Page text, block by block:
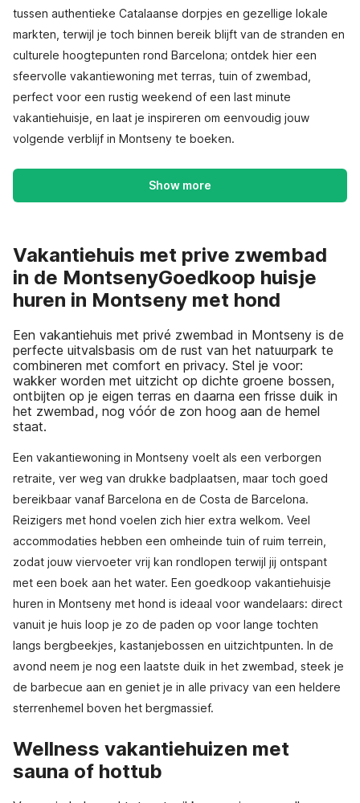
tussen authentieke Catalaanse dorpjes en gezellige lokale
markten, terwijl je toch binnen bereik blijft van de stranden en
culturele hoogtepunten rond Barcelona; ontdek hier een
sfeervolle vakantiewoning met terras, tuin of zwembad,
perfect voor een rustig weekend of een last minute
vakantiehuisje, en laat je inspireren om eenvoudig jouw
volgende verblijf in Montseny te boeken.
Show more
Vakantiehuis met prive zwembad
in de MontsenyGoedkoop huisje
huren in Montseny met hond
Een vakantiehuis met privé zwembad in Montseny is de
perfecte uitvalsbasis om de rust van het natuurpark te
combineren met comfort en privacy. Stel je voor:
wakker worden met uitzicht op dichte groene bossen,
ontbijten op je eigen terras en daarna een frisse duik in
het zwembad, nog vóór de zon hoog aan de hemel
staat.
Een vakantiewoning in Montseny voelt als een verborgen
retraite, ver weg van drukke badplaatsen, maar toch goed
bereikbaar vanaf Barcelona en de Costa de Barcelona.
Reizigers met hond voelen zich hier extra welkom. Veel
accommodaties hebben een omheinde tuin of ruim terrein,
zodat jouw viervoeter vrij kan rondlopen terwijl jij ontspant
met een boek aan het water. Een goedkoop vakantiehuisje
huren in Montseny met hond is ideaal voor wandelaars: direct
vanuit je huis loop je zo de paden op voor lange tochten
langs bergbeekjes, kastanjebossen en uitzichtpunten. In de
avond neem je nog een laatste duik in het zwembad, steek je
de barbecue aan en geniet je in alle privacy van een heldere
sterrenhemel boven het bergmassief.
Wellness vakantiehuizen met
sauna of hottub